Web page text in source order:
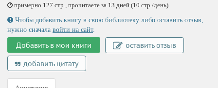
примерно 127 стр., прочитаете за 13 дней (10 стр./день)
Чтобы добавить книгу в свою библиотеку либо оставить отзыв,
нужно сначала войти на сайт.
Добавить в мои книги
оставить отзыв
добавить цитату